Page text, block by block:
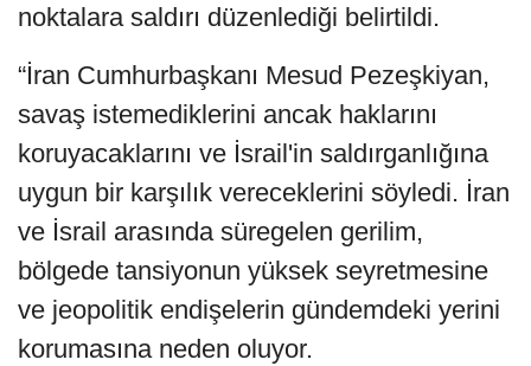
noktalara saldırı düzenlediği belirtildi.
“İran Cumhurbaşkanı Mesud Pezeşkiyan,
savaş istemediklerini ancak haklarını
koruyacaklarını ve İsrail'in saldırganlığına
uygun bir karşılık vereceklerini söyledi. İran
ve İsrail arasında süregelen gerilim,
bölgede tansiyonun yüksek seyretmesine
ve jeopolitik endişelerin gündemdeki yerini
korumasına neden oluyor.